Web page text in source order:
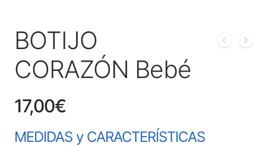
BOTIJO
CORAZÓN Bebé
17,00€
MEDIDAS y CARACTERÍSTICAS